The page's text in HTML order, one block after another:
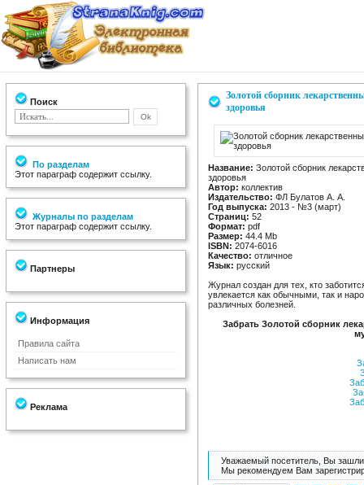
Поиск
По разделам
Этот параграф содержит ссылку.
Журналы по разделам
Этот параграф содержит ссылку.
Партнеры
Информация
Правила сайта
Написать нам
Реклама
Золотой сборник
здоровья
Название: Золотой сборник
здоровья
Автор: коллектив
Издательство: ФЛ Булатов А. А.
Год выпуска: 2013 - №3 (март)
Страниц: 52
Формат: pdf
Размер: 44.4 Мb
ISBN: 2074-6016
Качество: отличное
Язык: русский
Журнал создан для тех, кто
увлекается как обычными, так и
различных болезней.
Забрать Золотой сборник
Уважаемый посетитель, Вы зашли
Мы рекомендуем Вам